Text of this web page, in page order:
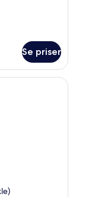
Se priser
røyk | Minibar,